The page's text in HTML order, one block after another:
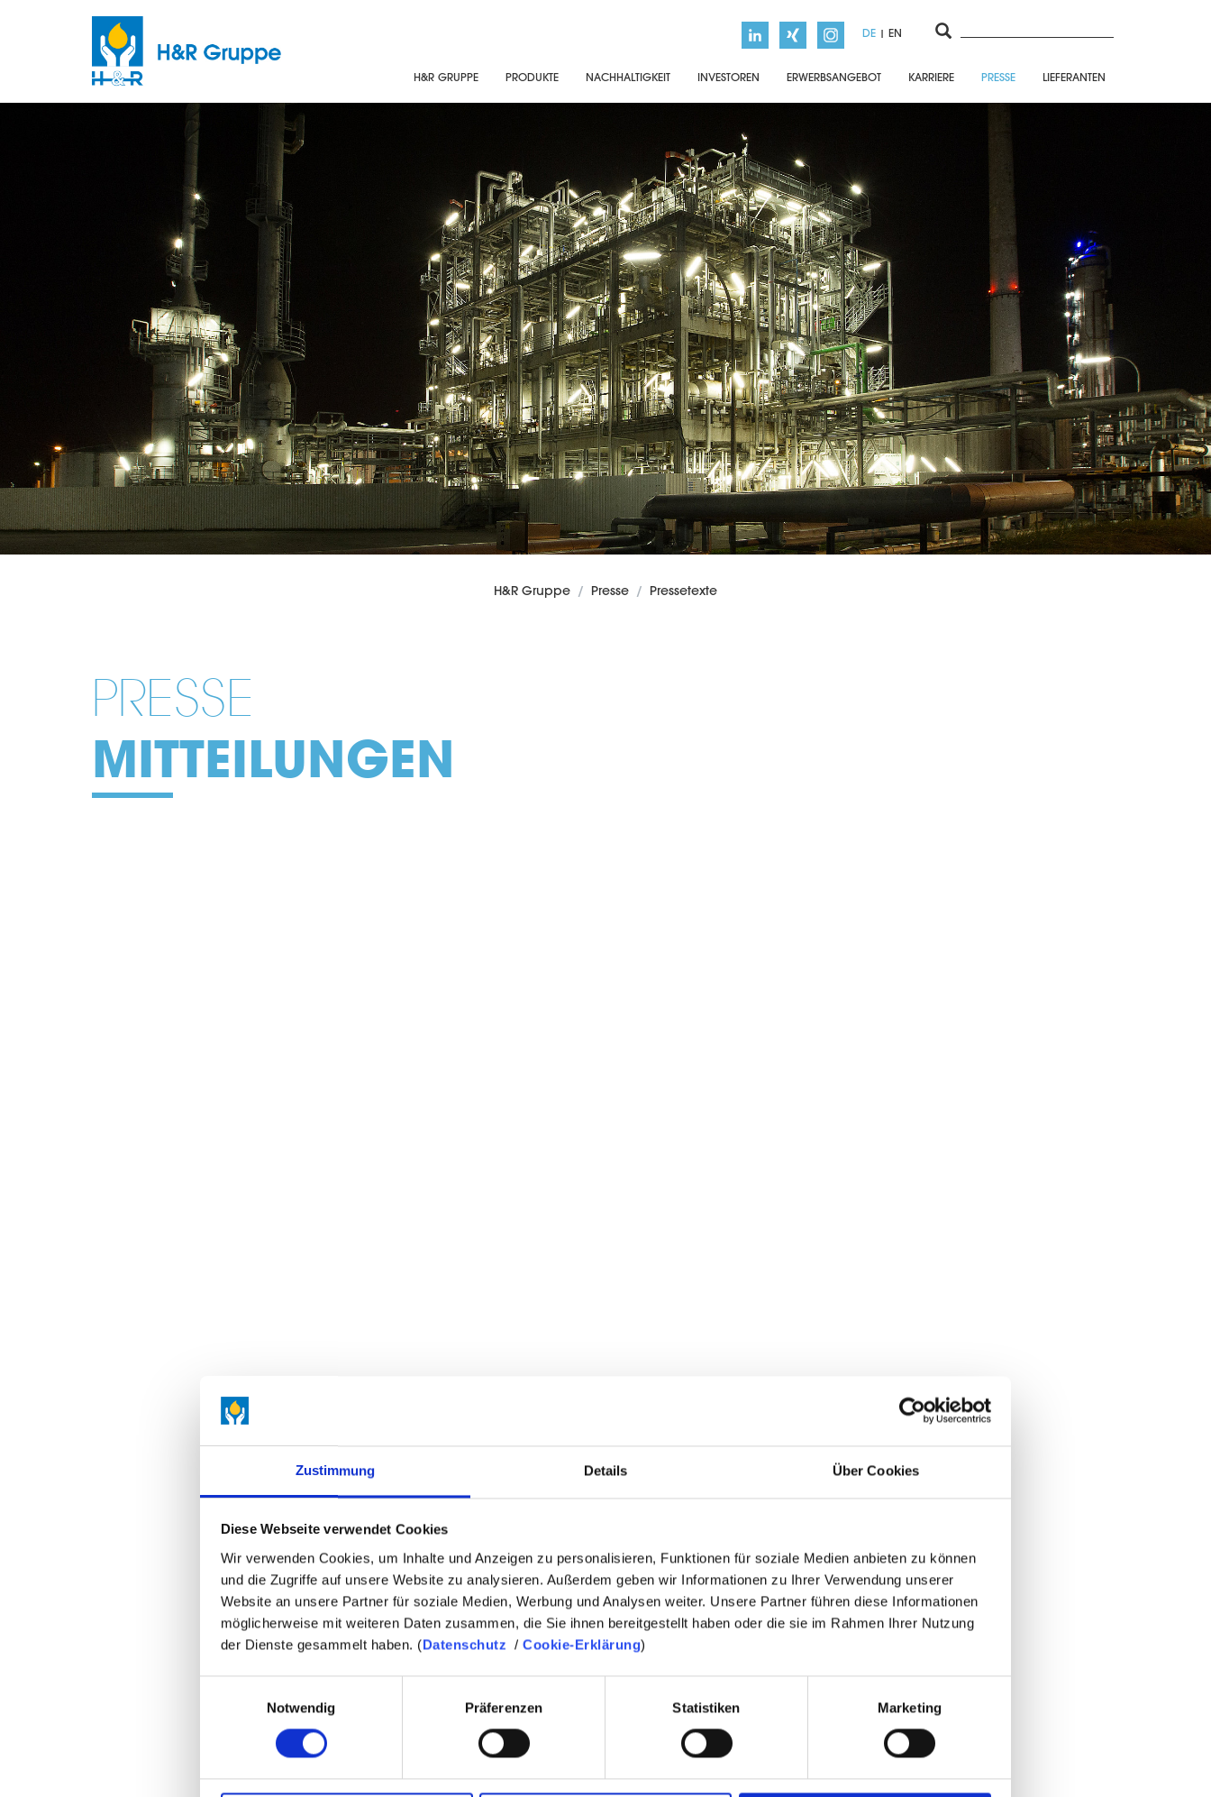
Zustimmung Details Über Cookies
Diese Webseite verwendet Cookies
Wir verwenden Cookies, um Inhalte und Anzeigen zu personalisieren, Funktionen für soziale Medien anbieten zu können
und die Zugriffe auf unsere Website zu analysieren. Außerdem geben wir Informationen zu Ihrer Verwendung unserer
Website an unsere Partner für soziale Medien, Werbung und Analysen weiter. Unsere Partner führen diese Informationen
möglicherweise mit weiteren Daten zusammen, die Sie ihnen bereitgestellt haben oder die sie im Rahmen Ihrer Nutzung
der Dienste gesammelt haben. (Datenschutz / Cookie-Erklärung)
Notwendig
Präferenzen Statistiken Marketing
DE EN
H&R GRUPPE PRODUKTE NACHHALTIGKEIT INVESTOREN ERWERBSANGEBOT KARRIERE PRESSE LIEFERANTEN
H&R Gruppe Presse Pressetexte
PRESSE
MITTEILUNGEN